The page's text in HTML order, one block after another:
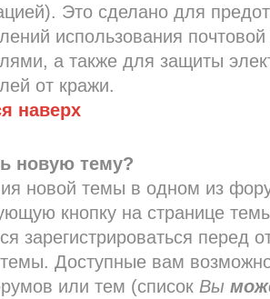
Это сделано для
использования
а также для защиты
от кражи.
наверх
новую тему?
новой темы в одном из
кнопку на странице
зарегистрироваться перед
Доступные вам
или тем (список Вы